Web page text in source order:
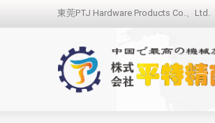
東莞PTJ Hardware Products Co.、Ltd.